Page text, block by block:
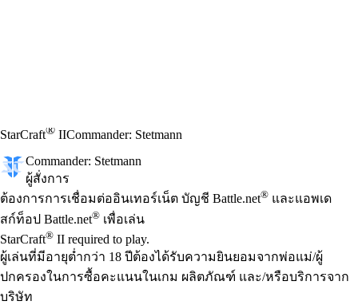
StarCraft® IICommander: Stetmann
Commander: Stetmann
ผู้สั่งการ
ราคา
Available actions
ต้องการการเชื่อมต่ออินเทอร์เน็ต บัญชี Battle.net® และแอพเด
สก์ท็อป Battle.net® เพื่อเล่น
StarCraft® II required to play.
ผู้เล่นที่มีอายุต่ำกว่า 18 ปีต้องได้รับความยินยอมจากพ่อแม่/ผู้
ปกครองในการซื้อคะแนนในเกม ผลิตภัณฑ์ และ/หรือบริการจาก
บริษัท